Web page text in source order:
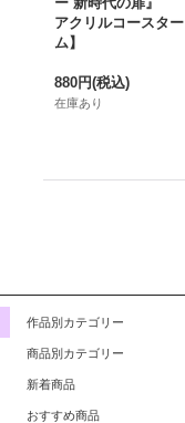
アクリルコースタ
ム】
880円(税込)
在庫あり
作品別カテゴリー
商品別カテゴリー
新着商品
おすすめ商品